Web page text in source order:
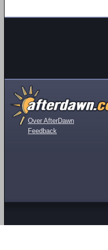
Over AfterDawn
Feedback